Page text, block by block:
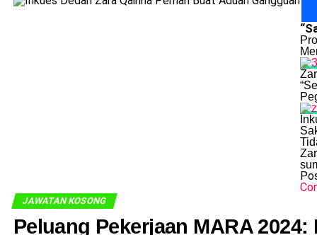
JAWATAN KOSONG
Peluang Pekerjaan MARA